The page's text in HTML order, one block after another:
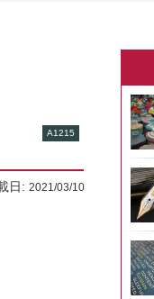
A1215
日: 2021/03/10